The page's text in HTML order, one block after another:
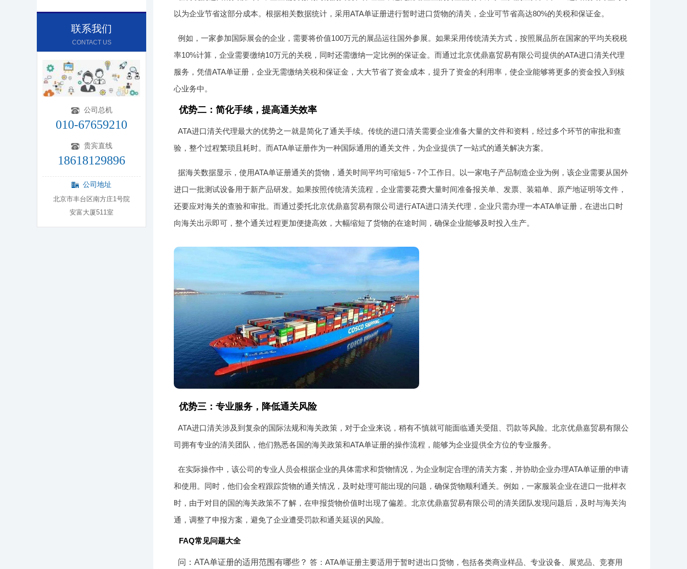
联系我们
CONTACT US
公司总机
010-67659210
贵宾直线
18618129896
公司地址
北京市丰台区南方庄1号院
安富大厦511室
以为企业节省这部分成本。根据相关数据统计，采用ATA单证册进行暂时进口货物的清关，企业可节省高达80%的关税和保证金。
例如，一家参加国际展会的企业，需要将价值100万元的展品运往国外参展。如果采用传统清关方式，按照展品所在国家的平均关税税
率10%计算，企业需要缴纳10万元的关税，同时还需缴纳一定比例的保证金。而通过北京优鼎嘉贸易有限公司提供的ATA进口清关代理
服务，凭借ATA单证册，企业无需缴纳关税和保证金，大大节省了资金成本，提升了资金的利用率，使企业能够将更多的资金投入到核
心业务中。
优势二：简化手续，提高通关效率
ATA进口清关代理最大的优势之一就是简化了通关手续。传统的进口清关需要企业准备大量的文件和资料，经过多个环节的审批和查
验，整个过程繁琐且耗时。而ATA单证册作为一种国际通用的通关文件，为企业提供了一站式的通关解决方案。
据海关数据显示，使用ATA单证册通关的货物，通关时间平均可缩短5 - 7个工作日。以一家电子产品制造企业为例，该企业需要从国外
进口一批测试设备用于新产品研发。如果按照传统清关流程，企业需要花费大量时间准备报关单、发票、装箱单、原产地证明等文件，
还要应对海关的查验和审批。而通过委托北京优鼎嘉贸易有限公司进行ATA进口清关代理，企业只需办理一本ATA单证册，在进出口时
向海关出示即可，整个通关过程更加便捷高效，大幅缩短了货物的在途时间，确保企业能够及时投入生产。
优势三：专业服务，降低通关风险
ATA进口清关涉及到复杂的国际法规和海关政策，对于企业来说，稍有不慎就可能面临通关受阻、罚款等风险。北京优鼎嘉贸易有限公
司拥有专业的清关团队，他们熟悉各国的海关政策和ATA单证册的操作流程，能够为企业提供全方位的专业服务。
在实际操作中，该公司的专业人员会根据企业的具体需求和货物情况，为企业制定合理的清关方案，并协助企业办理ATA单证册的申请
和使用。同时，他们会全程跟踪货物的通关情况，及时处理可能出现的问题，确保货物顺利通关。例如，一家服装企业在进口一批样衣
时，由于对目的国的海关政策不了解，在申报货物价值时出现了偏差。北京优鼎嘉贸易有限公司的清关团队发现问题后，及时与海关沟
通，调整了申报方案，避免了企业遭受罚款和通关延误的风险。
FAQ常见问题大全
问：ATA单证册的适用范围有哪些？ 答：ATA单证册主要适用于暂时进出口货物，包括各类商业样品、专业设备、展览品、竞赛用